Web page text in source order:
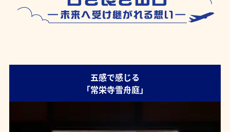
五感で感じる
「常栄寺雪舟庭」